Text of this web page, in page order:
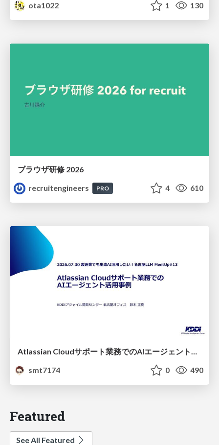
ota1022
1 130
ブラウザ研修 2026
recruitengineers
PRO 4 610
Atlassian Cloudサポート業務でのAIエージェント活用事例
smt7174
0 490
Featured
See All Featured